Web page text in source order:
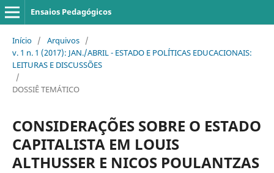
Ensaios Pedagógicos
Início / Arquivos /
v. 1 n. 1 (2017): JAN./ABRIL - ESTADO E POLÍTICAS EDUCACIONAIS:
LEITURAS E DISCUSSÕES
/
DOSSIÊ TEMÁTICO
CONSIDERAÇÕES SOBRE O ESTADO
CAPITALISTA EM LOUIS
ALTHUSSER E NICOS POULANTZAS